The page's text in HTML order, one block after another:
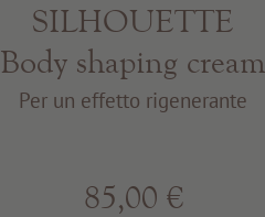
SILHOUETTE
Body shaping cream
Per un effetto rigenerante
85,00 €